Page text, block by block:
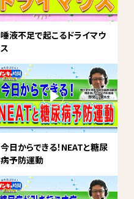
唾液不足で起こるドライマウ
ス
今日からできる！NEATと糖尿
病予防運動